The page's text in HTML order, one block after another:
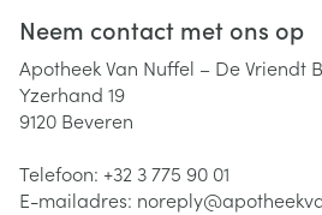
Neem contact met ons op
Apotheek Van Nuffel – De Vriendt
Yzerhand 19
9120 Beveren
Telefoon: +32 3 775 90 01
E-mailadres: noreply@